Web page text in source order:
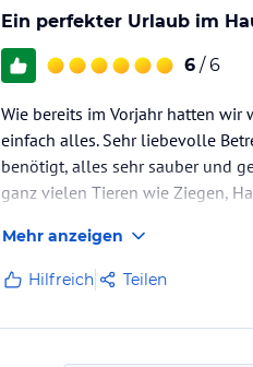
Ein perfekter Urlaub im
6 / 6
Wie bereits im Vorjahr hatten wir
einfach alles. Sehr liebevolle
benötigt, alles sehr sauber und
ganz vielen Tieren wie Ziegen,
Mehr anzeigen
Hilfreich Teilen